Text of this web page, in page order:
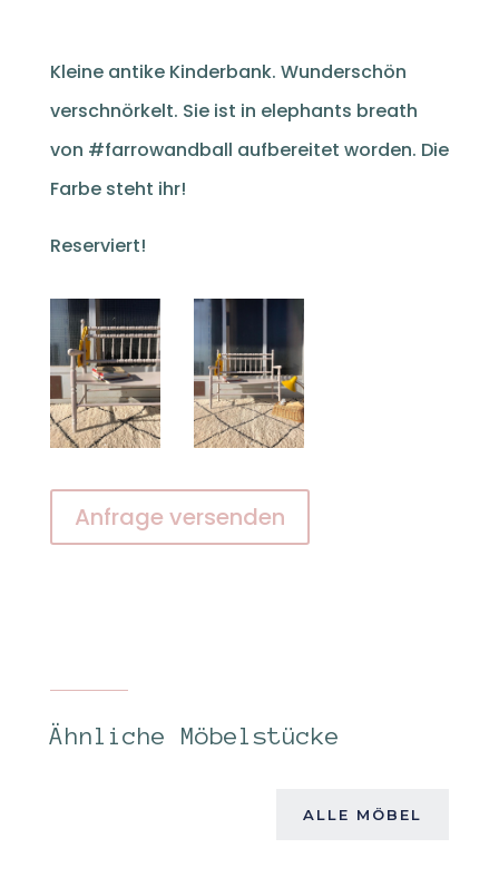
Kleine antike Kinderbank. Wunderschön
verschnörkelt. Sie ist in elephants breath
von #farrowandball aufbereitet worden. Die
Farbe steht ihr!
Reserviert!
Anfrage versenden
Ähnliche Möbelstücke
ALLE MÖBEL